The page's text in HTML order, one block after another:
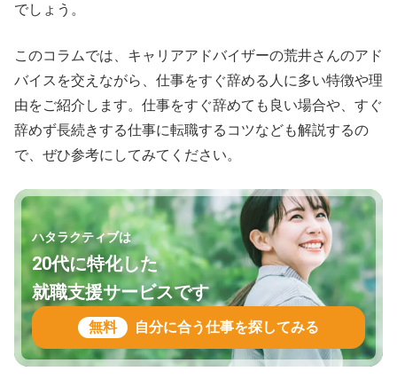
でしょう。
このコラムでは、キャリアアドバイザーの荒井さんのアド
バイスを交えながら、仕事をすぐ辞める人に多い特徴や理
由をご紹介します。仕事をすぐ辞めても良い場合や、すぐ
辞めず長続きする仕事に転職するコツなども解説するの
で、ぜひ参考にしてみてください。
ハタラクティブは
20代に特化した
就職支援サービスです
無料 自分に合う仕事を探してみる